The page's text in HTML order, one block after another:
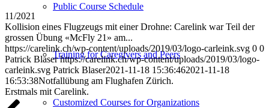
Public Course Schedule
Training for Caregivers and Peers
Customized Courses for Organizations
11/2021
Kollision eines Flugzeugs mit einer Drohne: Carelink war Teil der
grossen Übung «McFly 21» am...
https://carelink.ch/wp-content/uploads/2019/03/logo-carleink.svg 0 0
Patrick Blaser https://carelink.ch/wp-content/uploads/2019/03/logo-
carleink.svg Patrick Blaser2021-11-18 15:36:462021-11-18
16:53:38Notfallübung am Flughafen Zürich.
Erstmals mit Carelink.